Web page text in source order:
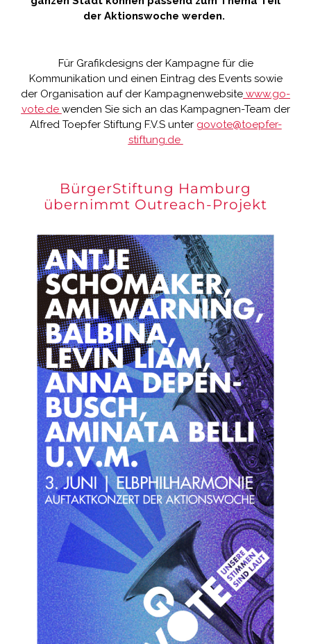
der Aktionswoche werden.
Für Grafikdesigns der Kampagne für die
Kommunikation und einen Eintrag des Events sowie
der Organisation auf der Kampagnenwebsite www.go-
vote.de wenden Sie sich an das Kampagnen-Team der
Alfred Toepfer Stiftung F.V.S unter govote@toepfer-
stiftung.de
BürgerStiftung Hamburg
übernimmt Outreach-Projekt